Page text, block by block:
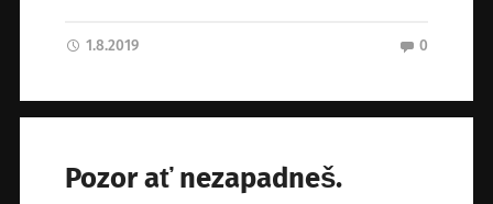
1.8.2019 0
Pozor ať nezapadneš.